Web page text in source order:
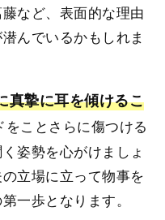
など、表面的な理由
んでいるかもしれま
真摯に耳を傾けるこ
ことさらに傷つける
姿勢を心がけましょ
立場に立って物事を
一歩となります。